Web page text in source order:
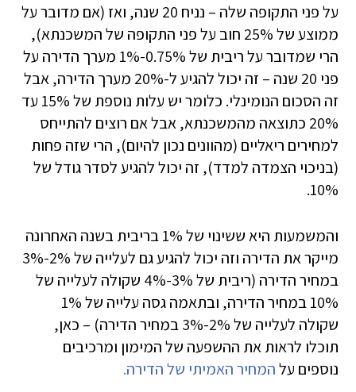
על פני התקופה שלה – נניח 20 שנה, ואז (אם מדובר על
ממוצע של 25% חוב על פני התקופה של המשכנתא),
הרי שמדובר על ריבית של 0.75%-1% מערך הדירה על
פני 20 שנה – זה יכול להגיע ל-20% מערך הדירה, אבל
זה הסכום הנומינלי. כלומר יש עלות נוספת של 15% עד
20% כתוצאה מהמשכנתא, אבל אם רוצים להתייחס
למחירים ריאליים (מהוונים נכון להיום), הרי שזה פחות
(בניכוי הצמדה למדד), זה יכול להגיע לסדר גודל של
10%.
והמשמעות היא ששינוי של 1% בריבית בשנה האחרונה
מייקר את הדירה וזה יכול להגיע גם לעלייה של 2%-3%
במחיר הדירה (ריבית של 3%-4% שקולה לעלייה של
10% במחיר הדירה, ובתאמה גסה עלייה של 1%
שקולה לעלייה של 2%-3% במחיר הדירה) – כאן,
תוכלו לראות את ההשפעה של המימון ומרכיבים
נוספים עלהמחיר האמיתי של הדירה.